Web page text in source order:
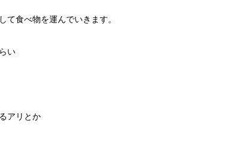
て食べ物を運んでいきます。
い
アリとか